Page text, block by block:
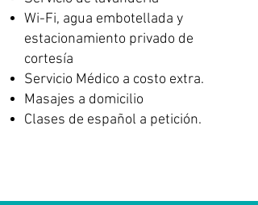
Wi-Fi, agua embotellada y
estacionamiento privado de
cortesía
Servicio Médico a costo extra.
Masajes a domicilio
Clases de español a petición.